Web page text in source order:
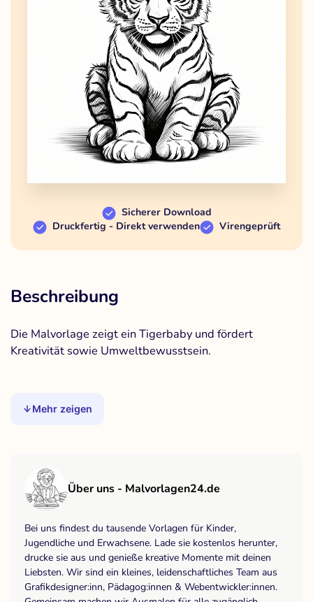
Sicherer Download
Druckfertig - Direkt verwenden
Virengeprüft
Beschreibung
Die Malvorlage zeigt ein Tigerbaby und fördert
Kreativität sowie Umweltbewusstsein.
Mehr zeigen
Über uns - Malvorlagen24.de
Bei uns findest du tausende Vorlagen für Kinder,
Jugendliche und Erwachsene. Lade sie kostenlos herunter,
drucke sie aus und genieße kreative Momente mit deinen
Liebsten. Wir sind ein kleines, leidenschaftliches Team aus
Grafikdesigner:inn, Pädagog:innen & Webentwickler:innen.